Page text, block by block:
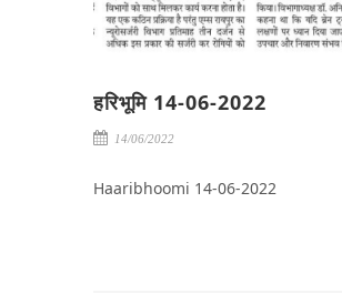
हरिभूमि 14-06-2022
14/06/2022
Haaribhoomi 14-06-2022